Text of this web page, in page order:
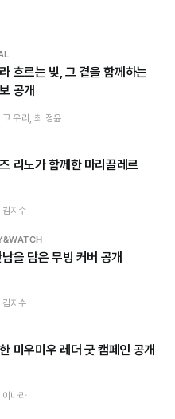
흐르는 빛, 그 곁을 함께하는
공개
우리, 최 정윤
리노가 함께한 마리끌레르
지수
을 담은 무빙 커버 공개
지수
미우미우 레더 굿 캠페인 공개
나라